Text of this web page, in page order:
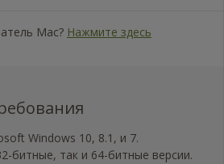
Mac? Нажмите здесь
Windows 10, 8.1, и 7.
битные, так и 64-битные версии.